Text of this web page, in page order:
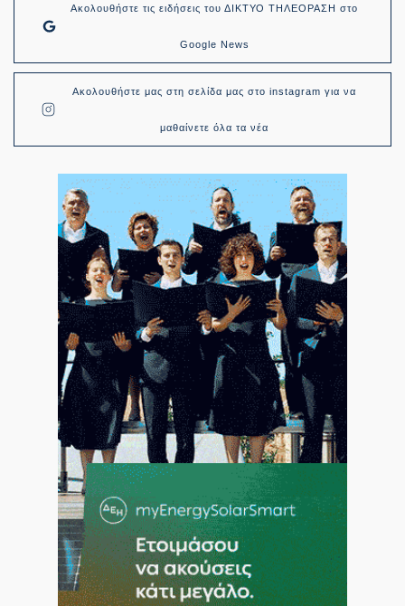
Ακολουθήστε τις ειδήσεις του ΔΙΚΤΥΟ ΤΗΛΕΟΡΑΣΗ στο
Google News
Ακολουθήστε μας στη σελίδα μας στο instagram για να
μαθαίνετε όλα τα νέα